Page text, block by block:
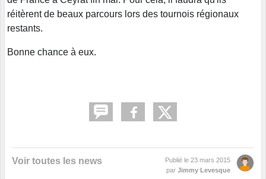
réitèrent de beaux parcours lors des tournois régionaux
restants.
Bonne chance à eux.
Voir toutes les news Publié le 23 mars 2015
par Jimmy Levesque